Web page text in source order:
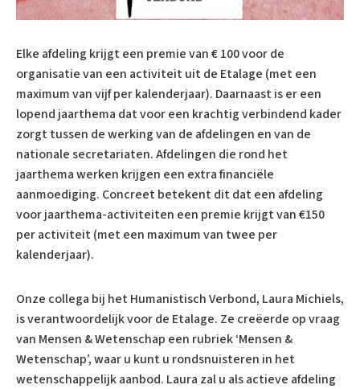
Elke afdeling krijgt een premie van € 100 voor de
organisatie van een activiteit uit de Etalage (met een
maximum van vijf per kalenderjaar). Daarnaast is er een
lopend jaarthema dat voor een krachtig verbindend kader
zorgt tussen de werking van de afdelingen en van de
nationale secretariaten. Afdelingen die rond het
jaarthema werken krijgen een extra financiële
aanmoediging. Concreet betekent dit dat een afdeling
voor jaarthema-activiteiten een premie krijgt van €150
per activiteit (met een maximum van twee per
kalenderjaar).
Onze collega bij het Humanistisch Verbond, Laura Michiels,
is verantwoordelijk voor de Etalage. Ze creëerde op vraag
van Mensen & Wetenschap een rubriek ‘Mensen &
Wetenschap’, waar u kunt u rondsnuisteren in het
wetenschappelijk aanbod. Laura zal u als actieve afdeling